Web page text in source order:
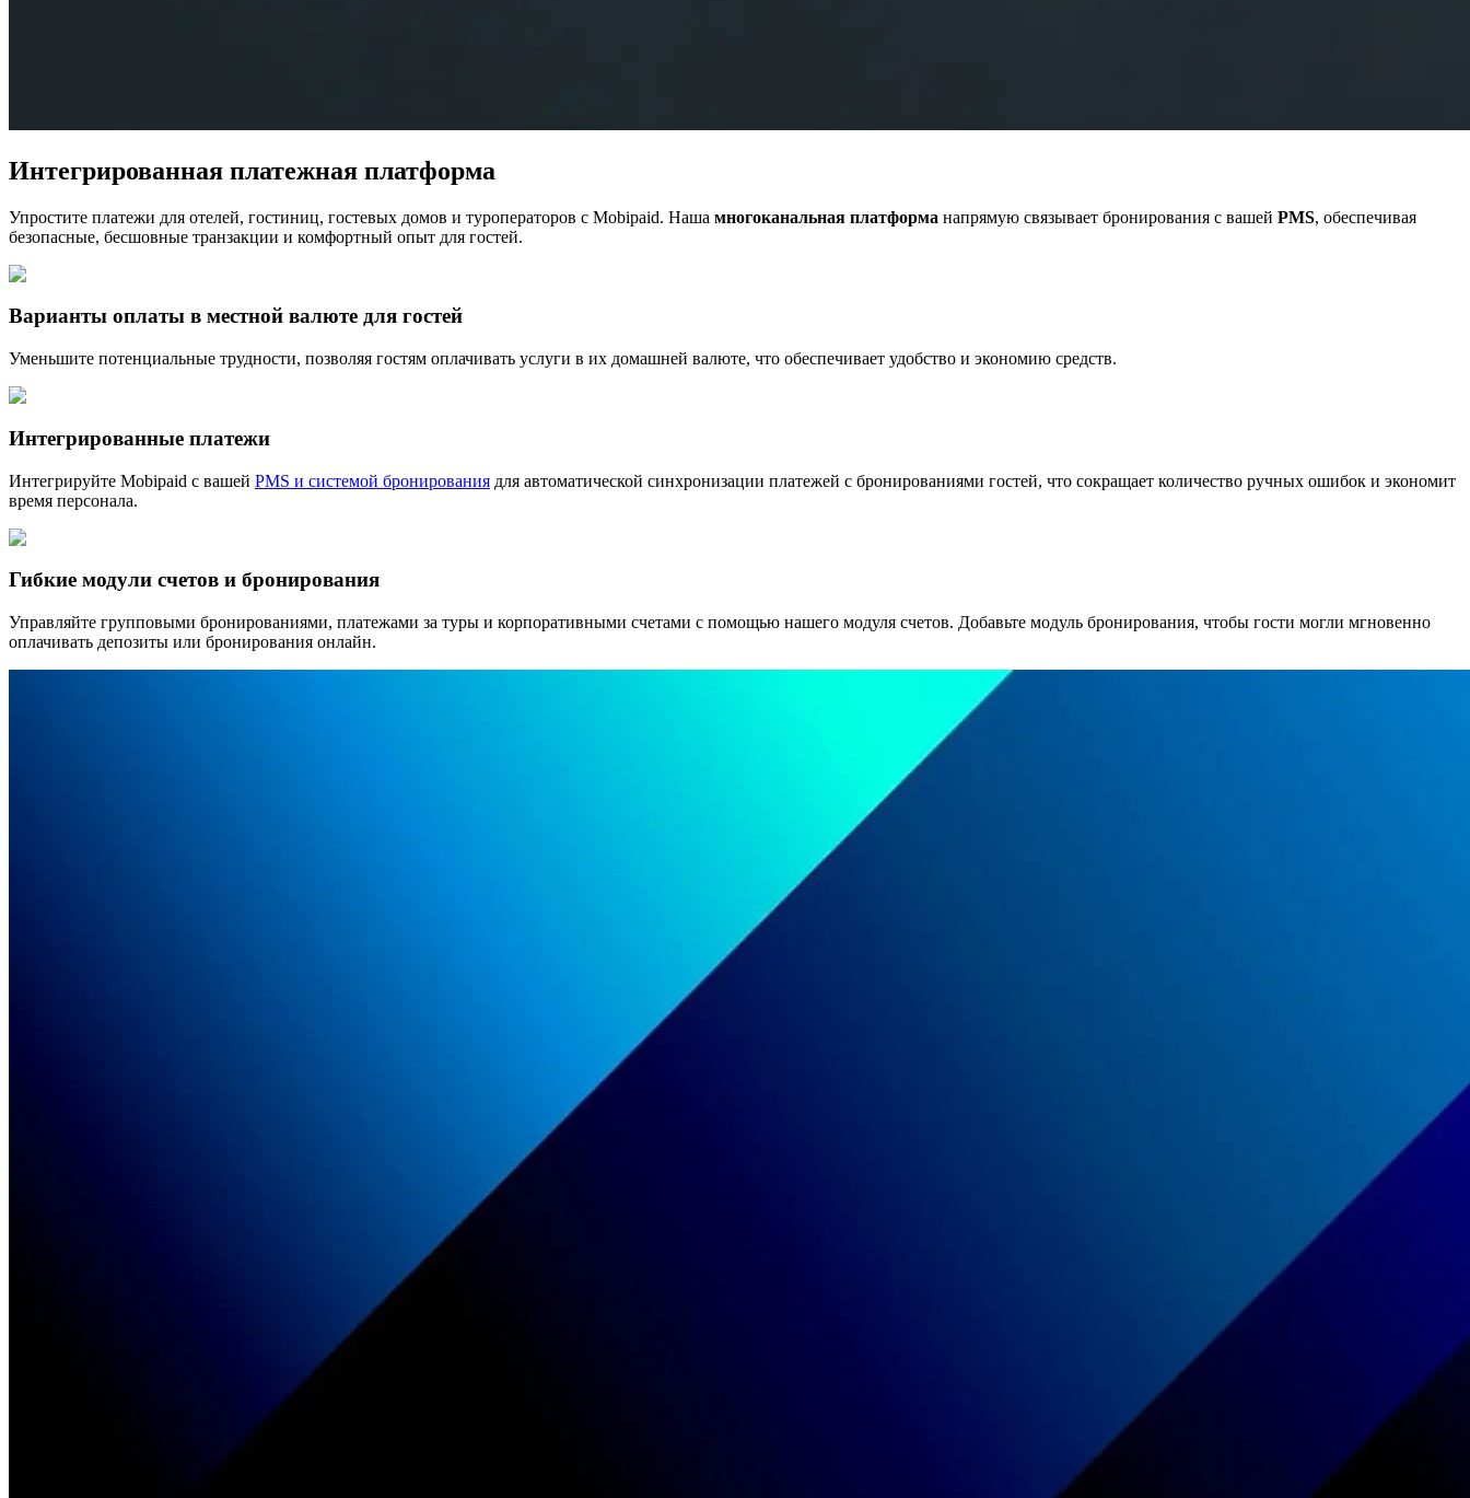
Интегрированная платежная платформа
Упростите платежи для отелей, гостиниц, гостевых домов и туроператоров с Mobipaid. Наша многоканальная платформа напрямую связывает бронирования с вашей PMS, обеспечивая
безопасные, бесшовные транзакции и комфортный опыт для гостей.
Варианты оплаты в местной валюте для гостей
Уменьшите потенциальные трудности, позволяя гостям оплачивать услуги в их домашней валюте, что обеспечивает удобство и экономию средств.
Интегрированные платежи
Интегрируйте Mobipaid с вашей PMS и системой бронирования для автоматической синхронизации платежей с бронированиями гостей, что сокращает количество ручных ошибок и экономит
время персонала.
Гибкие модули счетов и бронирования
Управляйте групповыми бронированиями, платежами за туры и корпоративными счетами с помощью нашего модуля счетов. Добавьте модуль бронирования, чтобы гости могли мгновенно
оплачивать депозиты или бронирования онлайн.